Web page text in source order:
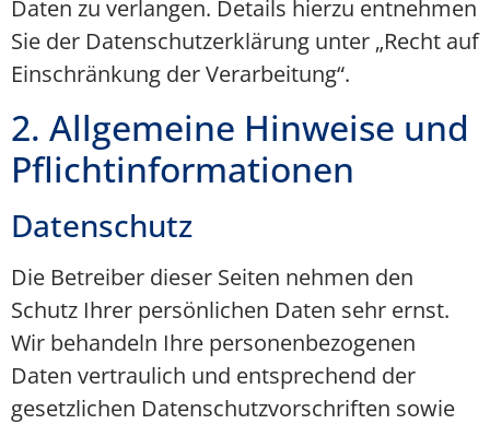
Daten zu verlangen. Details hierzu entnehmen
Sie der Datenschutzerklärung unter „Recht auf
Einschränkung der Verarbeitung“.
2. Allgemeine Hinweise und
Pflichtinformationen
Datenschutz
Die Betreiber dieser Seiten nehmen den
Schutz Ihrer persönlichen Daten sehr ernst.
Wir behandeln Ihre personenbezogenen
Daten vertraulich und entsprechend der
gesetzlichen Datenschutzvorschriften sowie